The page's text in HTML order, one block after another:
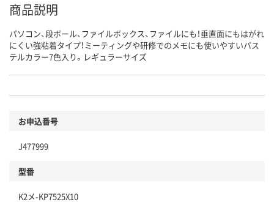
商品説明
パソコン、段ボール、ファイルボックス、ファイルにも！垂直面にもはがれ
にくい強粘着タイプ！ミーティングや研修でのメモにも使いやすいパス
テルカラー7色入り。レギュラーサイズ
お申込番号
J477999
型番
K2メ-KP7525X10